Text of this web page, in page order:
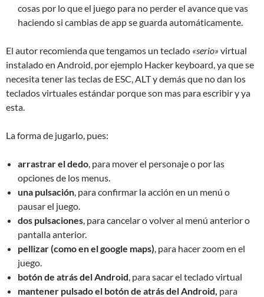
cosas por lo que el juego para no perder el avance que vas
haciendo si cambias de app se guarda automáticamente.
El autor recomienda que tengamos un teclado «serio» virtual
instalado en Android, por ejemplo Hacker keyboard, ya que se
necesita tener las teclas de ESC, ALT y demás que no dan los
teclados virtuales estándar porque son mas para escribir y ya
esta.
La forma de jugarlo, pues:
arrastrar el dedo , para mover el personaje o por las
opciones de los menus.
una pulsación , para confirmar la acción en un menú o
pausar el juego.
dos pulsaciones , para cancelar o volver al menú anterior o
pantalla anterior.
pellizar (como en el google maps) , para hacer zoom en el
juego.
botón de atrás del Android , para sacar el teclado virtual
mantener pulsado el botón de atrás del Android, para